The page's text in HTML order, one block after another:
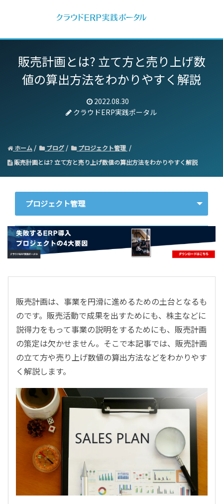
販売計画とは? 立て方と売り上げ数
値の算出方法をわかりやすく解説
2022.08.30
クラウドERP実践ポータル
ホーム ブログ
プロジェクト管理
販売計画とは? 立て方と売り上げ数値の算出方法をわかりやすく解説
プロジェクト管理
ERP
会計
CRM／営業支援／Eコマース
DX（2025年の崖）／クラウドコンピューティング
データ分析／BI
ガバナンス／リスク管理
BPR／業務改善
販売計画は、事業を円滑に進めるための土台となるも
のです。販売活動で成果を出すためにも、株主などに
説得力をもって事業の説明をするためにも、販売計画
の策定は欠かせません。そこで本記事では、販売計画
の立て方や売り上げ数値の算出方法などをわかりやす
く解説します。